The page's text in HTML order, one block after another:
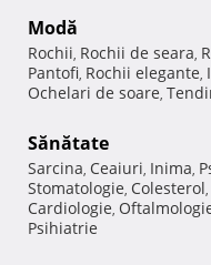
Modă
Rochii, Rochii de seara,
Pantofi, Rochii elegante,
Ochelari de soare,
Sănătate
Sarcina, Ceaiuri, Inima,
Stomatologie, Colesterol,
Cardiologie,
Psihiatrie